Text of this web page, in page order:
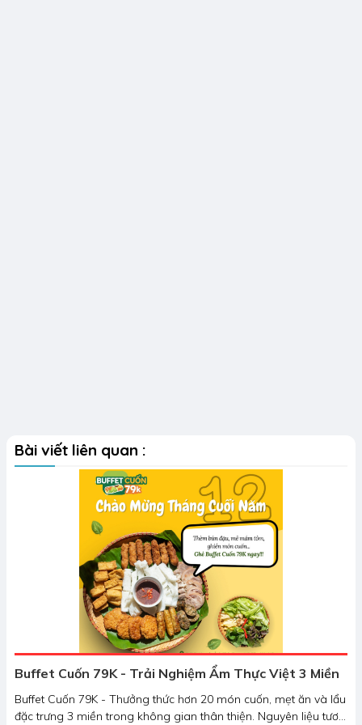
Bài viết liên quan :
Buffet Cuốn 79K - Trải Nghiệm Ẩm Thực Việt 3 Miền
Buffet Cuốn 79K - Thưởng thức hơn 20 món cuốn, mẹt ăn và lẩu
đặc trưng 3 miền trong không gian thân thiện. Nguyên liệu tươi